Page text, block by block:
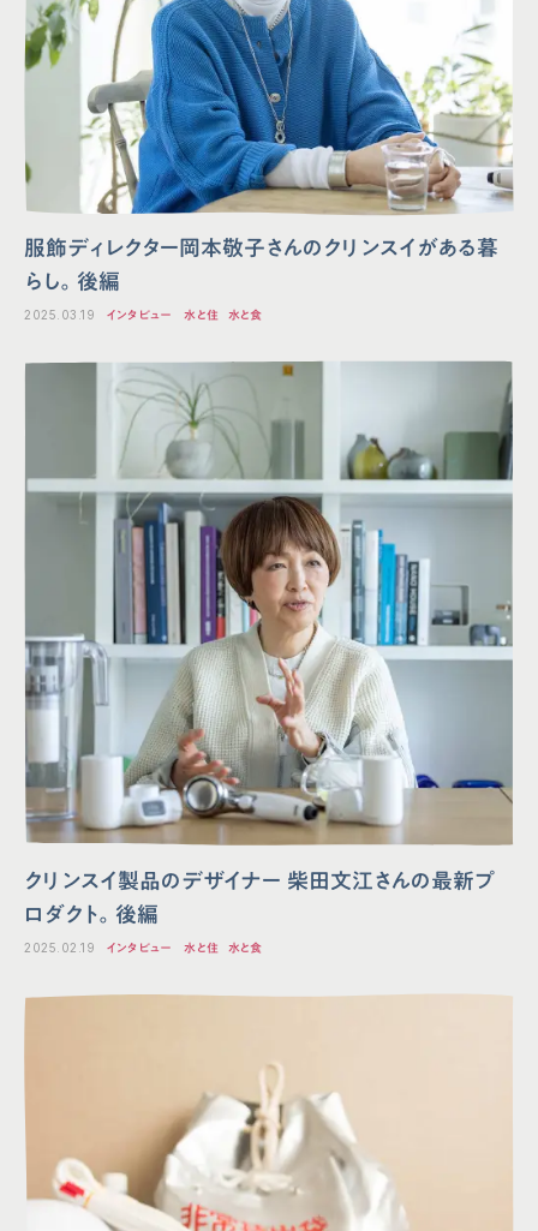
服飾ディレクター岡本敬子さんのクリンスイがある暮
らし。後編
2025.03.19 インタビュー 水と住 水と食
クリンスイ製品のデザイナー 柴田文江さんの最新プ
ロダクト。後編
2025.02.19 インタビュー 水と住 水と食